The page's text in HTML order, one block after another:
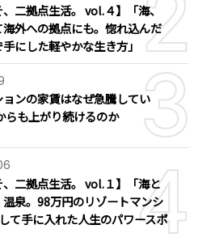
、二拠点生活。 vol.４】「海、
外への拠点にも。惚れ込んだ
にした軽やかな生き方」
ンの家賃はなぜ急騰してい
らも上がり続けるのか
、二拠点生活。 vol.１】「海と
泉。98万円のリゾートマンシ
て手に入れた人生のパワースポ